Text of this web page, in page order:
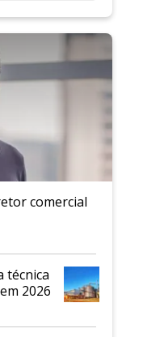
comercial
técnica
2026